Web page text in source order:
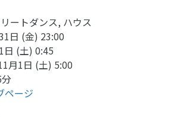
ートダンス, ハウス
日 (金) 23:00
日 (土) 0:45
月1日 (土) 5:00
ページ